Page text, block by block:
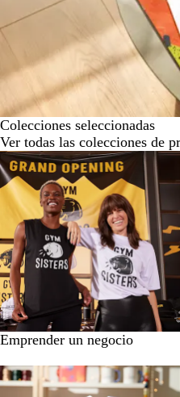
Colecciones seleccionadas
Ver todas las colecciones de
Emprender un negocio